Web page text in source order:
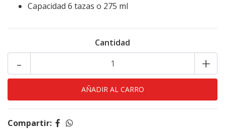
Capacidad 6 tazas o 275 ml
Cantidad
+
-
Compartir: